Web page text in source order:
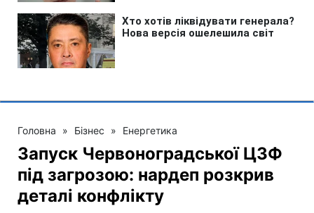
Головна » Бізнес » Енергетика
Запуск Червоноградської ЦЗФ
під загрозою: нардеп розкрив
деталі конфлікту